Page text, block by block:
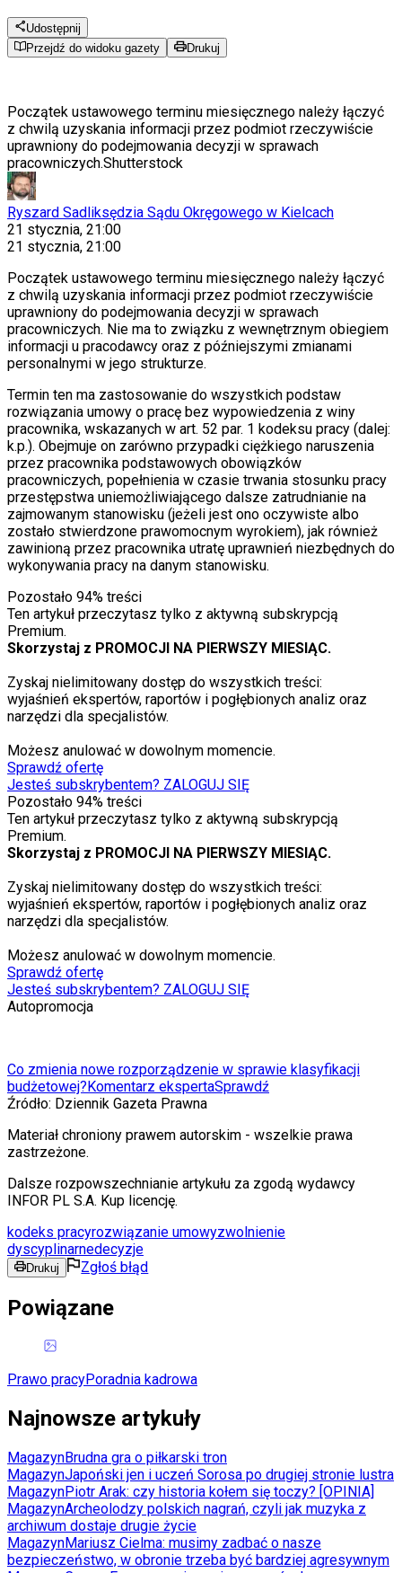
Udostępnij
Przejdź do widoku gazety
Drukuj
Początek ustawowego terminu miesięcznego należy łączyć
z chwilą uzyskania informacji przez podmiot rzeczywiście
uprawniony do podejmowania decyzji w sprawach
pracowniczych.Shutterstock
Ryszard Sadliksędzia Sądu Okręgowego w Kielcach
21 stycznia, 21:00
21 stycznia, 21:00
Początek ustawowego terminu miesięcznego należy łączyć
z chwilą uzyskania informacji przez podmiot rzeczywiście
uprawniony do podejmowania decyzji w sprawach
pracowniczych. Nie ma to związku z wewnętrznym obiegiem
informacji u pracodawcy oraz z późniejszymi zmianami
personalnymi w jego strukturze.
Termin ten ma zastosowanie do wszystkich podstaw
rozwiązania umowy o pracę bez wypowiedzenia z winy
pracownika, wskazanych w art. 52 par. 1 kodeksu pracy (dalej:
k.p.). Obejmuje on zarówno przypadki ciężkiego naruszenia
przez pracownika podstawowych obowiązków
pracowniczych, popełnienia w czasie trwania stosunku pracy
przestępstwa uniemożliwiającego dalsze zatrudnianie na
zajmowanym stanowisku (jeżeli jest ono oczywiste albo
zostało stwierdzone prawomocnym wyrokiem), jak również
zawinioną przez pracownika utratę uprawnień niezbędnych do
wykonywania pracy na danym stanowisku.
Pozostało 94% treści
Ten artykuł przeczytasz tylko z aktywną subskrypcją
Premium.
Skorzystaj z PROMOCJI NA PIERWSZY MIESIĄC.
Zyskaj nielimitowany dostęp do wszystkich treści:
wyjaśnień ekspertów, raportów i pogłębionych analiz oraz
narzędzi dla specjalistów.
Możesz anulować w dowolnym momencie.
Sprawdź ofertę
Jesteś subskrybentem? ZALOGUJ SIĘ
Pozostało 94% treści
Ten artykuł przeczytasz tylko z aktywną subskrypcją
Premium.
Skorzystaj z PROMOCJI NA PIERWSZY MIESIĄC.
Zyskaj nielimitowany dostęp do wszystkich treści:
wyjaśnień ekspertów, raportów i pogłębionych analiz oraz
narzędzi dla specjalistów.
Możesz anulować w dowolnym momencie.
Sprawdź ofertę
Jesteś subskrybentem? ZALOGUJ SIĘ
Autopromocja
Co zmienia nowe rozporządzenie w sprawie klasyfikacji
budżetowej?Komentarz ekspertaSprawdź
Źródło: Dziennik Gazeta Prawna
Materiał chroniony prawem autorskim - wszelkie prawa
zastrzeżone.
Dalsze rozpowszechnianie artykułu za zgodą wydawcy
INFOR PL S.A. Kup licencję.
kodeks pracyrozwiązanie umowyzwolnienie
dyscyplinarnedecyzje
Drukuj Zgłoś błąd
Powiązane
Prawo pracyPoradnia kadrowa
Najnowsze artykuły
MagazynBrudna gra o piłkarski tron
MagazynJapoński jen i uczeń Sorosa po drugiej stronie lustra
MagazynPiotr Arak: czy historia kołem się toczy? [OPINIA]
MagazynArcheolodzy polskich nagrań, czyli jak muzyka z
archiwum dostaje drugie życie
MagazynMariusz Cielma: musimy zadbać o nasze
bezpieczeństwo, w obronie trzeba być bardziej agresywnym